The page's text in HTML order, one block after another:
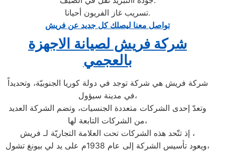
تسريب غاز الفريون أحيانا.
تواصل معنا ليصلك كل جديد عن فريش
شركة فريش لصيانة الاجهزة
بالعجمي
شركة فريش هي شركة توجد في دولة كوريا الجنوبيّة، وتحديداً
في مدينة سيؤول،
وتعدّ إحدى الشركات متعددة الجنسيات، وتضم الشركة العديد
من الشركات التابعة لها،
إذ تتّحد هذه الشركات تحت العلامة التجاريّة لـ فريش ،
ويعود تأسيس الشركة إلى عام 1938م على يد لي بيونغ تشول،